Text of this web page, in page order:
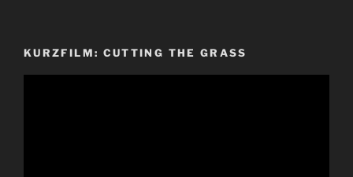
KURZFILM: CUTTING THE GRASS